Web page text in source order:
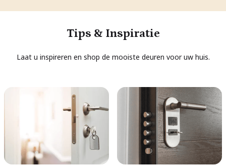
Tips & Inspiratie
Laat u inspireren en shop de mooiste deuren voor uw huis.